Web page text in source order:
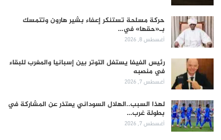
حركة مسلحة تستنكر إعفاء بشير هارون وتتمسك
بـ«حقها» في…
أغسطس 8, 2026
رئيس الفيفا يستغل التوتر بين إسبانيا والمغرب للبقاء
في منصبه
أغسطس 7, 2026
لهذا السبب..الهلال السوداني يعتذر عن المشاركة في
بطولة غرب…
أغسطس 7, 2026